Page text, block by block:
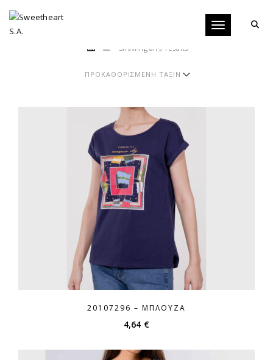
Toggle
Showing all 9 results
20107296 – ΜΠΛΟΎΖΑ
4,64 €